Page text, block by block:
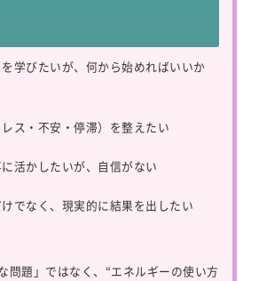
学びたいが、何から始めればいいか
ス・不安・停滞）を整えたい
活かしたいが、自信がない
でなく、現実的に結果を出したい
問題」ではなく、“エネルギーの使い方